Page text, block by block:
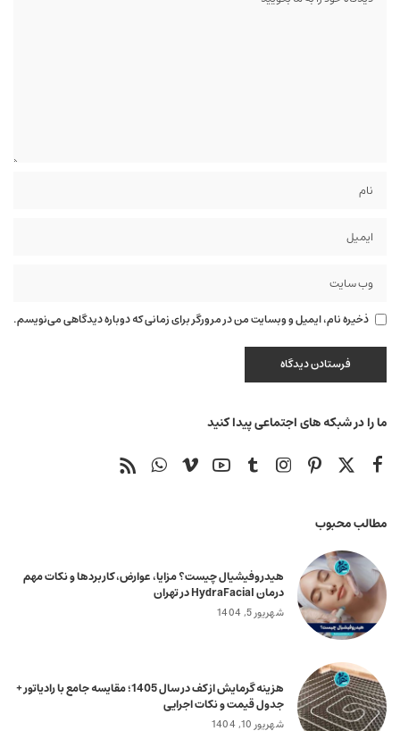
ذخیره نام، ایمیل و وبسایت من در مرورگر برای زمانی که دوباره دیدگاهی می‌نویسم.
ما را در شبکه های اجتماعی پیدا کنید
مطالب محبوب
هیدروفیشیال چیست؟ مزایا، عوارض، کاربردها و نکات مهم
درمان HydraFacial در تهران
شهریور 5, 1404
هزینه گرمایش از کف در سال 1405؛ مقایسه جامع با رادیاتور +
جدول قیمت و نکات اجرایی
شهریور 10, 1404